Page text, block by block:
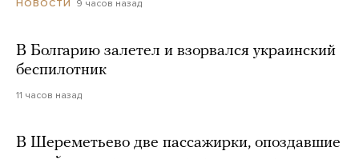
НОВОСТИ 9 часов назад
В Болгарию залетел и взорвался украинский
беспилотник
11 часов назад
В Шереметьево две пассажирки, опоздавшие